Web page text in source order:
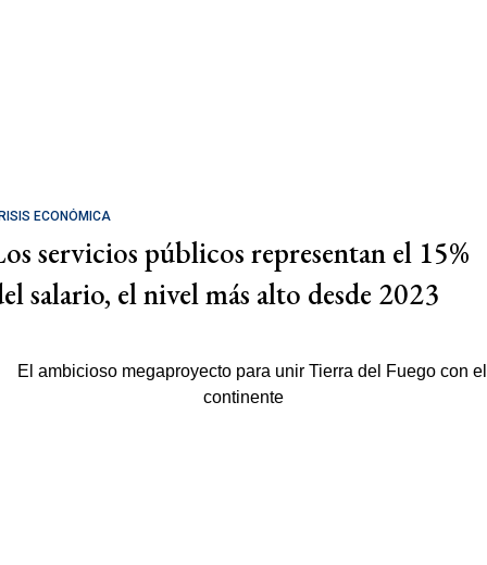
ECONÓMICA
servicios públicos representan el 15%
salario, el nivel más alto desde 2023